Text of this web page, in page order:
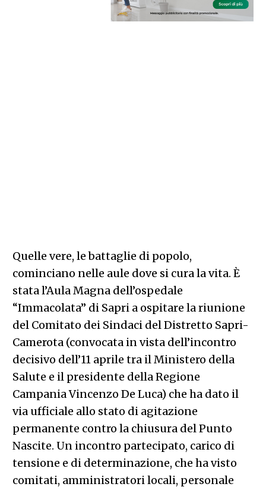
Quelle vere, le battaglie di popolo,
cominciano nelle aule dove si cura la vita. È
stata l’Aula Magna dell’ospedale
“Immacolata” di Sapri a ospitare la riunione
del Comitato dei Sindaci del Distretto Sapri-
Camerota (convocata in vista dell’incontro
decisivo dell’11 aprile tra il Ministero della
Salute e il presidente della Regione
Campania Vincenzo De Luca) che ha dato il
via ufficiale allo stato di agitazione
permanente contro la chiusura del Punto
Nascite. Un incontro partecipato, carico di
tensione e di determinazione, che ha visto
comitati, amministratori locali, personale